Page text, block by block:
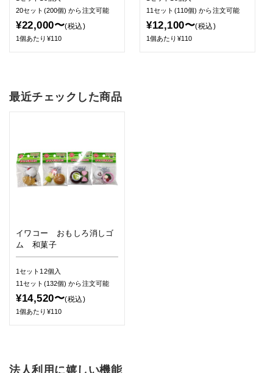
20セット(200個)から注文可能
¥22,000〜(税込)
1個あたり¥110
11セット(110個)から注文可能
¥12,100〜(税込)
1個あたり¥110
最近チェックした商品
イワコー おもしろ消しゴ
ム 和菓子
1セット12個入
11セット(132個)から注文可能
¥14,520〜(税込)
1個あたり¥110
法人利用に嬉しい機能